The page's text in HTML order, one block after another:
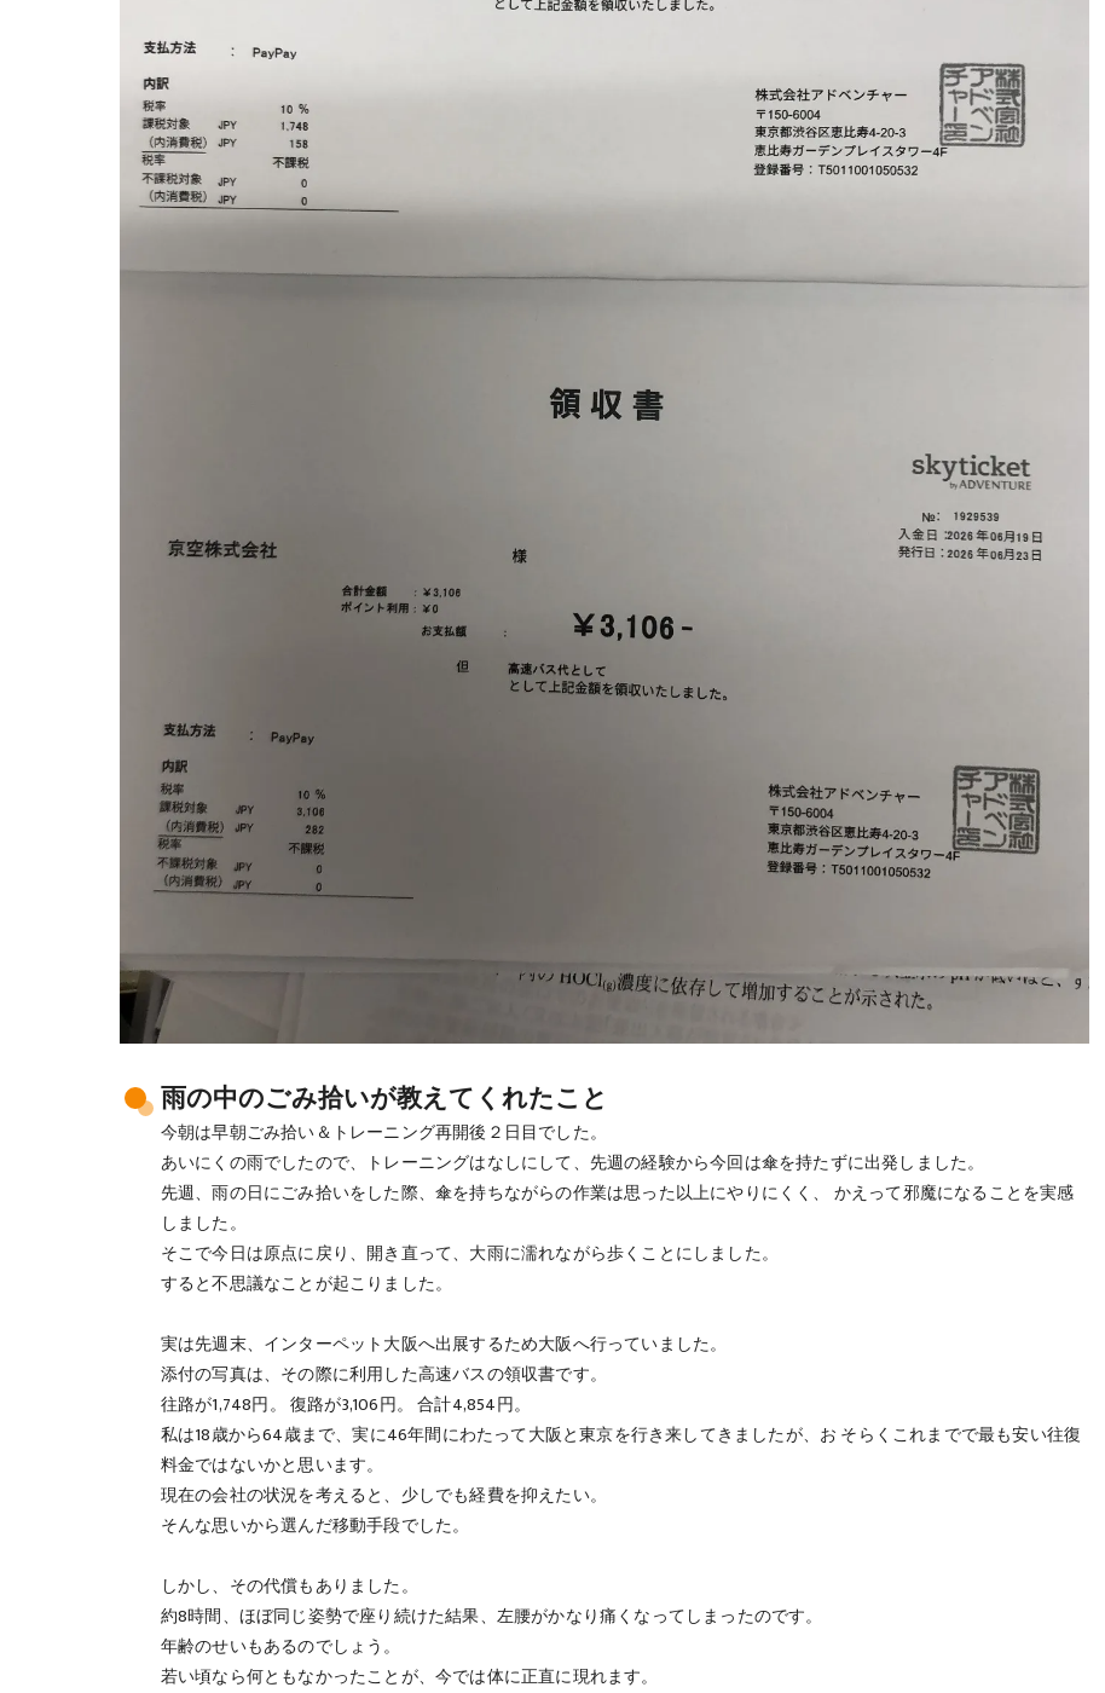
雨の中のごみ拾いが教えてくれたこと
今朝は早朝ごみ拾い＆トレーニング再開後２日目でした。
あいにくの雨でしたので、トレーニングはなしにして、先週の経験から今回は傘を持たずに出発しました。
先週、雨の日にごみ拾いをした際、傘を持ちながらの作業は思った以上にやりにくく、 かえって邪魔になることを実感
しました。
そこで今日は原点に戻り、開き直って、大雨に濡れながら歩くことにしました。
すると不思議なことが起こりました。
実は先週末、インターペット大阪へ出展するため大阪へ行っていました。
添付の写真は、その際に利用した高速バスの領収書です。
往路が1,748円。 復路が3,106円。 合計4,854円。
私は18歳から64歳まで、実に46年間にわたって大阪と東京を行き来してきましたが、お そらくこれまでで最も安い往復
料金ではないかと思います。
現在の会社の状況を考えると、少しでも経費を抑えたい。
そんな思いから選んだ移動手段でした。
しかし、その代償もありました。
約8時間、ほぼ同じ姿勢で座り続けた結果、左腰がかなり痛くなってしまったのです。
年齢のせいもあるのでしょう。
若い頃なら何ともなかったことが、今では体に正直に現れます。